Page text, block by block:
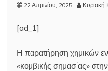
22 Απριλίου, 2025 Κυριακή
[ad_1]
Η παρατήρηση χημικών
«κομβικής σημασίας»